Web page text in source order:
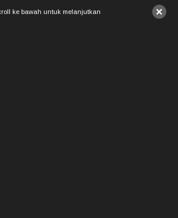
×
ke bawah untuk melanjutkan